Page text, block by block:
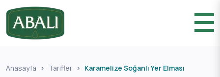
Anasayfa Tarifler Karamelize Soğanlı Yer Elması